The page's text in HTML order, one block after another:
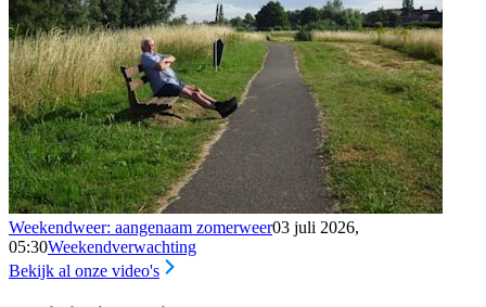
Weekendweer: aangenaam zomerweer03 juli 2026,
05:30Weekendverwachting
Bekijk al onze video's